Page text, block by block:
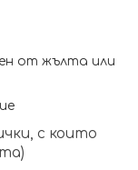
от жълта или
с които